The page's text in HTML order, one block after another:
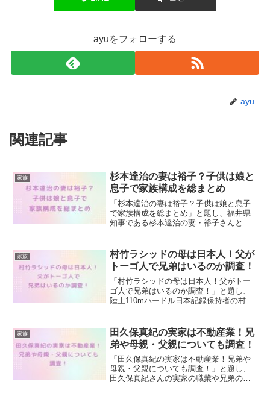
ayuをフォローする
ayu
関連記事
家族
杉本達治の妻は裕子？子供は娘と
息子で家族構成を総まとめ
「杉本達治の妻は裕子？子供は娘と息子
で家族構成を総まとめ」と題し、福井県
知事である杉本達治の妻・裕子さんとの
ます！
家族
村竹ラシッドの母は日本人！父が
トーゴ人で兄弟はいるのか調査！
「村竹ラシッドの母は日本人！父がトー
ゴ人で兄弟はいるのか調査！」と題し、
陸上110mハードル日本記録保持者の村竹
果たした注目選手の家族構成を詳しく調
査しました。
家族
田久保真紀の実家は不動産業！兄
弟や母親・父親についても調査！
「田久保真紀の実家は不動産業！兄弟や
母親・父親についても調査！」と題し、
田久保真紀さんの実家の職業や兄弟の有